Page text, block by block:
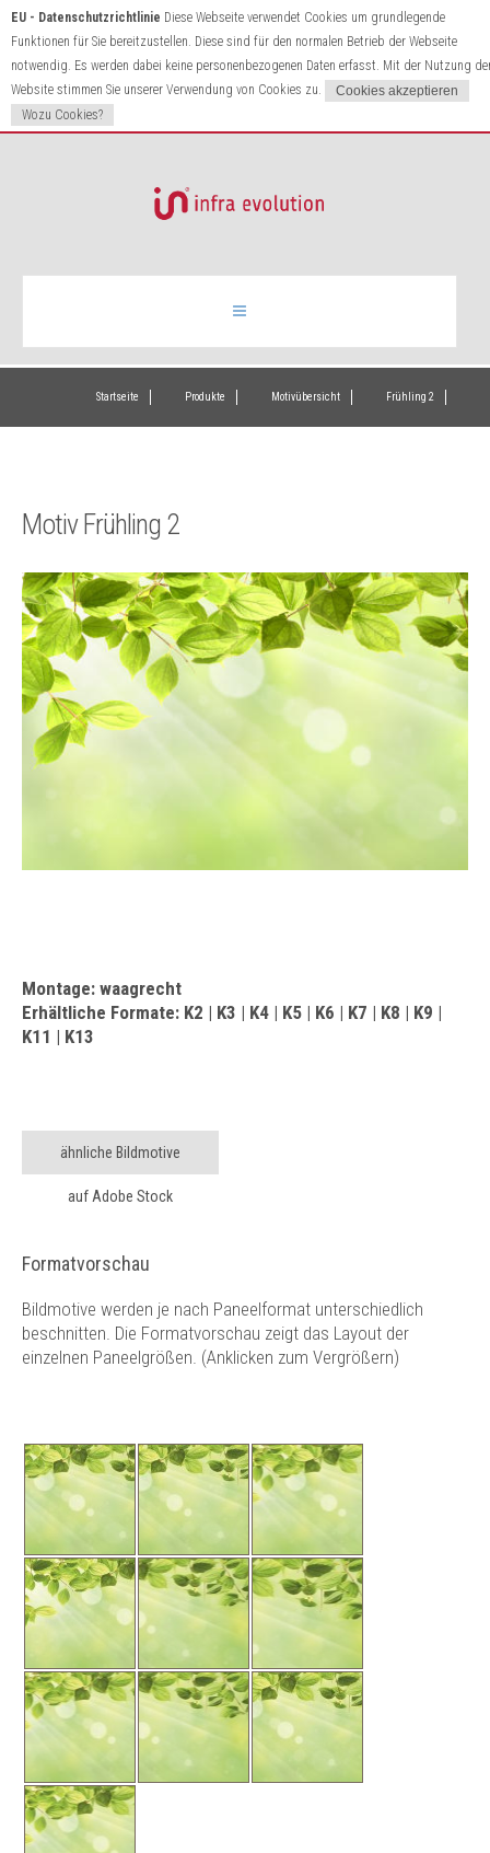
EU - Datenschutzrichtlinie Diese Webseite verwendet Cookies um grundlegende
Funktionen für Sie bereitzustellen. Diese sind für den normalen Betrieb der Webseite
notwendig. Es werden dabei keine personenbezogenen Daten erfasst. Mit der Nutzung
Website stimmen Sie unserer Verwendung von Cookies zu.
Wozu Cookies?
Infrarotheizung
Kontakt
Startseite Produkte Motivübersicht Frühling 2
Motiv Frühling 2
Montage: waagrecht
Erhältliche Formate: K2 | K3 | K4 | K5 | K6 | K7 | K8 | K9 |
K11 | K13
ähnliche Bildmotive
auf Adobe Stock
Formatvorschau
Bildmotive werden je nach Paneelformat unterschiedlich
beschnitten. Die Formatvorschau zeigt das Layout der
einzelnen Paneelgrößen. (Anklicken zum Vergrößern)